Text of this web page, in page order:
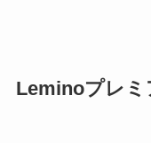
Leminoプレミ